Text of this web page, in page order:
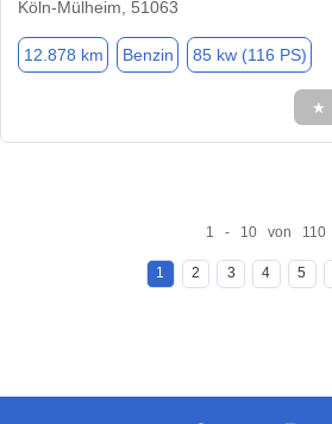
Köln-Mülheim, 51063
12.878 km Benzin 85 kw (116 PS)
★
1 - 10 von 110
1 2 3 4 5